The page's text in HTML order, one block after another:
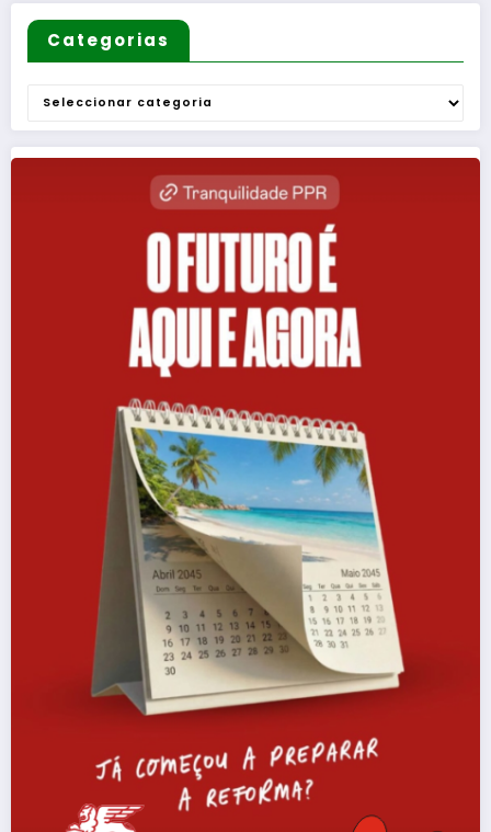
Categorias
Categorias